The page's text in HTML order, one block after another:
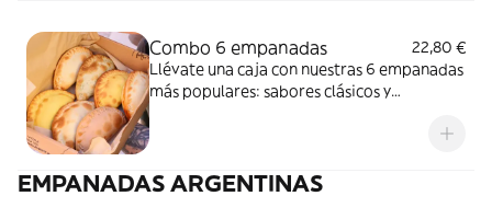
Combo 6 empanadas
22,80 €
Llévate una caja con nuestras 6 empanadas
más populares: sabores clásicos y
EMPANADAS ARGENTINAS